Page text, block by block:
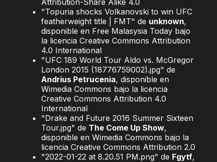
Attribution-Share Alike 4.0
"Topuria shocks Volkanovski to win UFC
featherweight title | FMT" de unknown,
disponible en Free Malasysia Today bajo
la licencia Creative Commons Attribution
4.0 International
"UFC 189 World Tour Aldo vs. McGregor
London 2015 (18776759002).jpg" de
Andrius Petrucenia, disponible en
Wimedia Commons bajo la licencia
Creative Commons Attribution 4.0
International
"Drake and Future 2016 Summer Sixteen
Tour.jpg" de The Come Up Show,
disponible en Wimedia Commons bajo la
licencia Creative Commons Attribution 2.0
"2022-01-22 at 8.20.51 PM.png" de Fgytf,